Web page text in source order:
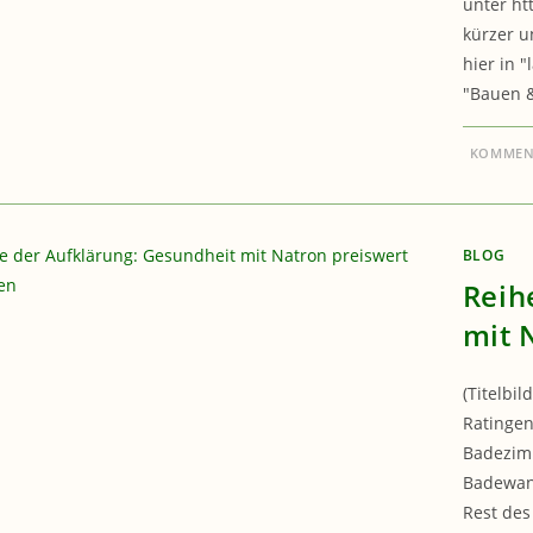
kürzer
hier in
"Bauen
BLOG
mit
Rest